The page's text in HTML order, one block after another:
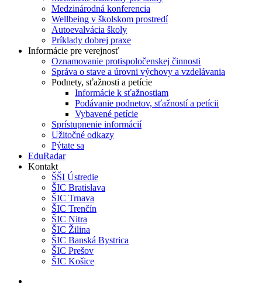
Medzinárodná konferencia
Wellbeing v školskom prostredí
Autoevalvácia školy
Príklady dobrej praxe
Informácie pre verejnosť
Oznamovanie protispoločenskej činnosti
Správa o stave a úrovni výchovy a vzdelávania
Podnety, sťažnosti a petície
Informácie k sťažnostiam
Podávanie podnetov, sťažností a petícii
Vybavené petície
Sprístupnenie informácií
Užitočné odkazy
Pýtate sa
EduRadar
Kontakt
ŠŠI Ústredie
ŠIC Bratislava
ŠIC Trnava
ŠIC Trenčín
ŠIC Nitra
ŠIC Žilina
ŠIC Banská Bystrica
ŠIC Prešov
ŠIC Košice